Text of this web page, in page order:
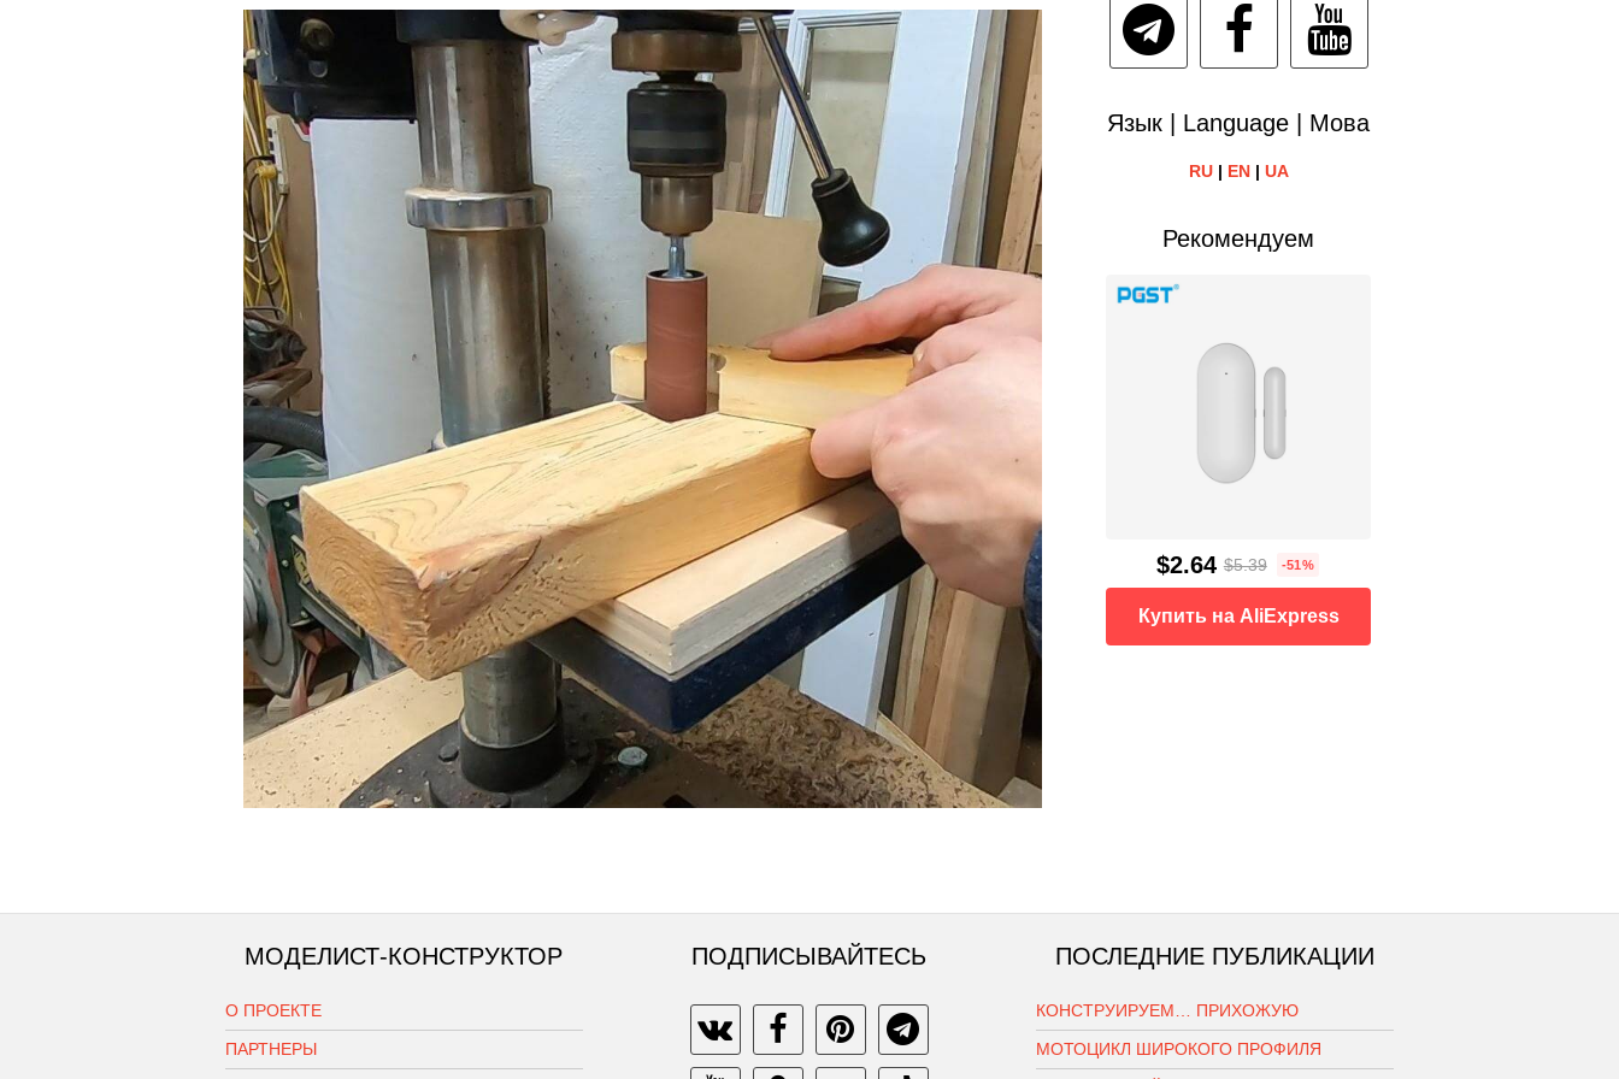
Язык | Language | Мова
RU| EN| UA
Рекомендуем
$2.64 $5.39 -51%
Купить на AliExpress
МОДЕЛИСТ-КОНСТРУКТОР
О ПРОЕКТЕ
ПАРТНЕРЫ
ПОДПИСЫВАЙТЕСЬ ПОСЛЕДНИЕ ПУБЛИКАЦИИ
КОНСТРУИРУЕМ… ПРИХОЖУЮ
МОТОЦИКЛ ШИРОКОГО ПРОФИЛЯ